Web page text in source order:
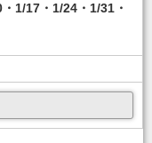
1/17・1/24・1/31・